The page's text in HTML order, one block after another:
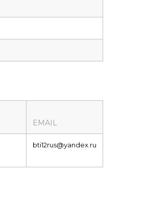
EMAIL
bti12rus@yandex.ru